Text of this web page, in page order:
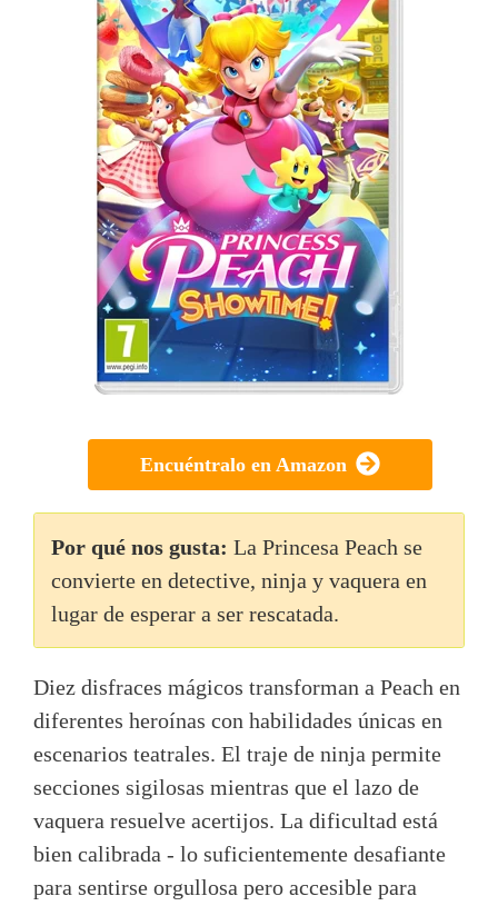
Encuéntralo en Amazon
Por qué nos gusta: La Princesa Peach se
convierte en detective, ninja y vaquera en
lugar de esperar a ser rescatada.
Diez disfraces mágicos transforman a Peach en
diferentes heroínas con habilidades únicas en
escenarios teatrales. El traje de ninja permite
secciones sigilosas mientras que el lazo de
vaquera resuelve acertijos. La dificultad está
bien calibrada - lo suficientemente desafiante
para sentirse orgullosa pero accesible para